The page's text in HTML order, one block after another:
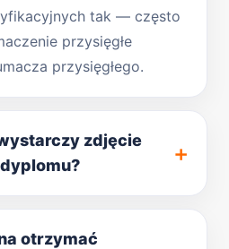
tak — często
przysięgłe
przysięgłego.
zdjęcie
otrzymać